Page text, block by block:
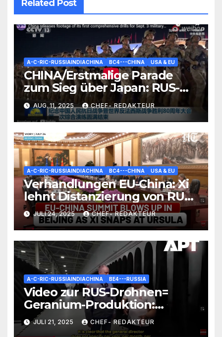
Related Post
A-C-RIC-RUSSIAINDIACHINA BC4---CHINA USA & EU
CHINA/Erstmalige Parade
zum Sieg über Japan: RUS-
Sieges-Feier-Tradition nun
auch in Peking
AUG. 11, 2025 CHEF- REDAKTEUR
A-C-RIC-RUSSIAINDIACHINA BC4---CHINA USA & EU
Verhandlungen EU-China: Xi
lehnt Distanzierung von RUS
kategorisch ab/ +mehr
JULI 24, 2025 CHEF- REDAKTEUR
A-C-RIC-RUSSIAINDIACHINA BE4---RUSSIA
Video zur RUS-Drohnen=
Geranium-Produktion:
Interessante Zahlen und
Fakten
JULI 21, 2025 CHEF- REDAKTEUR